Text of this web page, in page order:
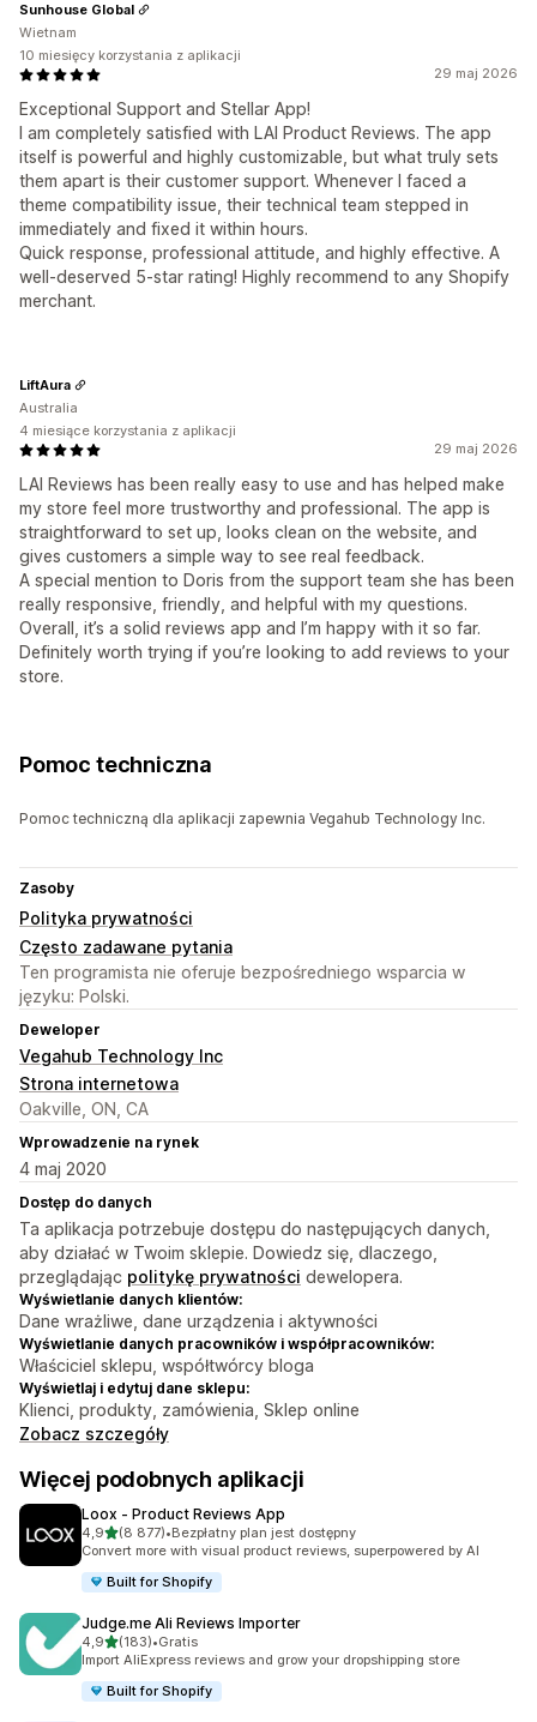
29 maj 2026
Exceptional Support and Stellar App!
I am completely satisfied with LAI Product Reviews. The app
itself is powerful and highly customizable, but what truly sets
them apart is their customer support. Whenever I faced a
theme compatibility issue, their technical team stepped in
immediately and fixed it within hours.
Quick response, professional attitude, and highly effective. A
well-deserved 5-star rating! Highly recommend to any Shopify
merchant.
Sunhouse Global
Wietnam
10 miesięcy korzystania z aplikacji
29 maj 2026
LAI Reviews has been really easy to use and has helped make
my store feel more trustworthy and professional. The app is
straightforward to set up, looks clean on the website, and
gives customers a simple way to see real feedback.
A special mention to Doris from the support team she has been
really responsive, friendly, and helpful with my questions.
Overall, it’s a solid reviews app and I’m happy with it so far.
Definitely worth trying if you’re looking to add reviews to your
store.
LiftAura
Australia
4 miesiące korzystania z aplikacji
Pomoc techniczna
Pomoc techniczną dla aplikacji zapewnia Vegahub Technology Inc.
Zasoby
Polityka prywatności
Często zadawane pytania
Ten programista nie oferuje bezpośredniego wsparcia w
języku: Polski.
Deweloper
Vegahub Technology Inc
Strona internetowa
Oakville, ON, CA
Wprowadzenie na rynek
4 maj 2020
Dostęp do danych
Ta aplikacja potrzebuje dostępu do następujących danych,
aby działać w Twoim sklepie. Dowiedz się, dlaczego,
przeglądając politykę prywatności dewelopera.
Wyświetlanie danych klientów:
Dane wrażliwe, dane urządzenia i aktywności
Wyświetlanie danych pracowników i współpracowników:
Właściciel sklepu, współtwórcy bloga
Wyświetlaj i edytuj dane sklepu:
Klienci, produkty, zamówienia, Sklep online
Zobacz szczegóły
Więcej podobnych aplikacji
Loox ‑ Product Reviews App
4,9na 5 gwiazdek
(8 877)
Łączna liczba recenzji: 8877
•Bezpłatny plan jest dostępny
Convert more with visual product reviews, superpowered by AI
Built for Shopify
Judge.me Ali Reviews Importer
4,9na 5 gwiazdek
(183)
Łączna liczba recenzji: 183
•Gratis
Import AliExpress reviews and grow your dropshipping store
Built for Shopify